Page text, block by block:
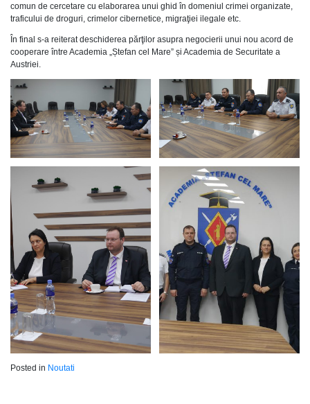
comun de cercetare cu elaborarea unui ghid în domeniul crimei organizate,
traficului de droguri, crimelor cibernetice, migraţiei ilegale etc.
În final s-a reiterat deschiderea părţilor asupra negocierii unui nou acord de
cooperare între Academia „Ștefan cel Mare” și Academia de Securitate a
Austriei.
Posted in Noutati